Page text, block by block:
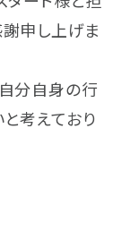
申し上げま
分自身の行
考えており